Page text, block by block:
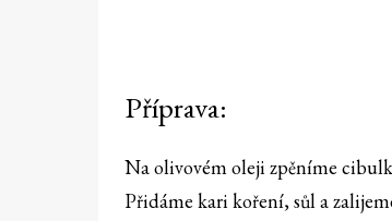
Příprava:
Na olivovém oleji zpěníme
Přidáme kari koření, sůl a